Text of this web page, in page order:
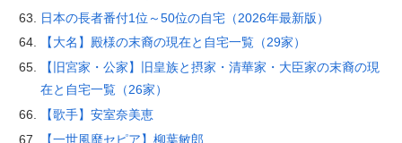
日本の長者番付1位～50位の自宅（2026年最新版）
【大名】殿様の末裔の現在と自宅一覧（29家）
【旧宮家・公家】旧皇族と摂家・清華家・大臣家の末裔の現
在と自宅一覧（26家）
【歌手】安室奈美恵
【一世風靡セピア】柳葉敏郎